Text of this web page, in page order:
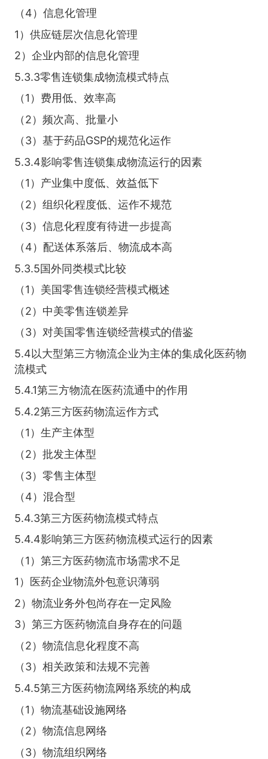
（4）信息化管理
1）供应链层次信息化管理
2）企业内部的信息化管理
5.3.3零售连锁集成物流模式特点
（1）费用低、效率高
（2）频次高、批量小
（3）基于药品GSP的规范化运作
5.3.4影响零售连锁集成物流运行的因素
（1）产业集中度低、效益低下
（2）组织化程度低、运作不规范
（3）信息化程度有待进一步提高
（4）配送体系落后、物流成本高
5.3.5国外同类模式比较
（1）美国零售连锁经营模式概述
（2）中美零售连锁差异
（3）对美国零售连锁经营模式的借鉴
5.4以大型第三方物流企业为主体的集成化医药物
流模式
5.4.1第三方物流在医药流通中的作用
5.4.2第三方医药物流运作方式
（1）生产主体型
（2）批发主体型
（3）零售主体型
（4）混合型
5.4.3第三方医药物流模式特点
5.4.4影响第三方医药物流模式运行的因素
（1）第三方医药物流市场需求不足
1）医药企业物流外包意识薄弱
2）物流业务外包尚存在一定风险
3）第三方医药物流自身存在的问题
（2）物流信息化程度不高
（3）相关政策和法规不完善
5.4.5第三方医药物流网络系统的构成
（1）物流基础设施网络
（2）物流信息网络
（3）物流组织网络